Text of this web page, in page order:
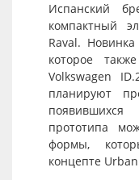
Испанский
компактный
Raval.
которое
Volkswagen
планируют
прототипа
формы,
концепте